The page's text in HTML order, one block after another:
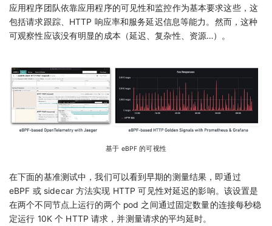
应用程序团队依靠应用程序的可见性和监控作为基本要求这些，这
包括请求跟踪、HTTP 响应率和服务延迟信息等能力。然而，这种
可观察性应该没有明显的成本（延迟、复杂性、资源…）。
基于 eBPF 的可视性
在下面的基准测试中，我们可以看到早期的测量结果，即通过
eBPF 或 sidecar 方法实现 HTTP 可见性对延迟的影响。该设置是
在两个不同节点上运行的两个 pod 之间通过固定数量的连接每秒稳
定运行 10K 个 HTTP 请求，并测量请求的平均延时。